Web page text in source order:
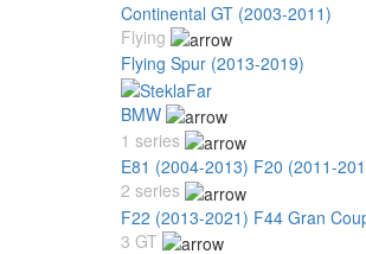
Continental GT (2003-2011)
Flying
Flying Spur (2013-2019)
BMW
1 series
E81 (2004-2013) F20 (2011-
2 series
F22 (2013-2021) F44 Gran
3 GT